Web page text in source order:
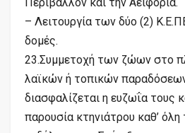
– Λειτουργία των δύο (2)
δομές.
23.Συμμετοχή των ζώων στο
λαϊκών ή τοπικών
διασφαλίζεται η ευζωΐα τους
παρουσία κτηνιάτρου καθ’ όλη